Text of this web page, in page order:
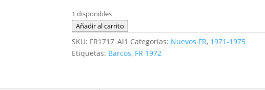
1 disponibles
FR
1717.
Terranova
"Costa
Añadir al carrito
SKU: FR1717_Al1 Categorías: Nuevos FR, 1971-1975
Etiquetas: Barcos, FR 1972